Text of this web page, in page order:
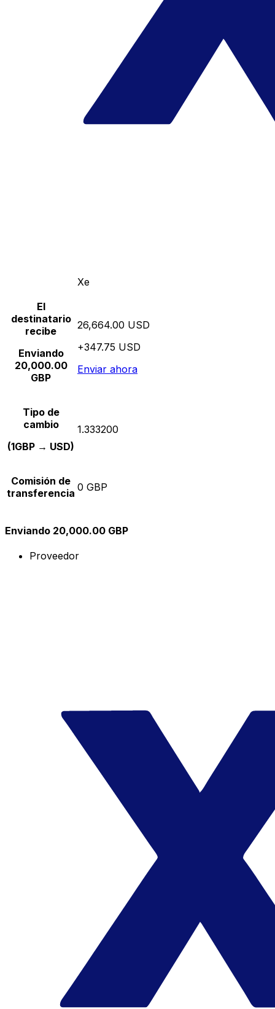
Xe
El
destinatario
recibe
Enviando
20,000.00
GBP
26,664.00 USD
+347.75 USD
Enviar ahora
Tipo de
cambio
(1GBP → USD)
1.333200
Comisión de
transferencia 0 GBP
Enviando 20,000.00 GBP
Proveedor